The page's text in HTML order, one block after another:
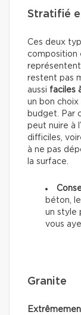
Stratifié
Ces deux
composition
restent pas
aussi faciles
un bon
budget. Par
peut nuire à
difficiles,
à ne pas
la surface.
béton,
un style
vous
Granite